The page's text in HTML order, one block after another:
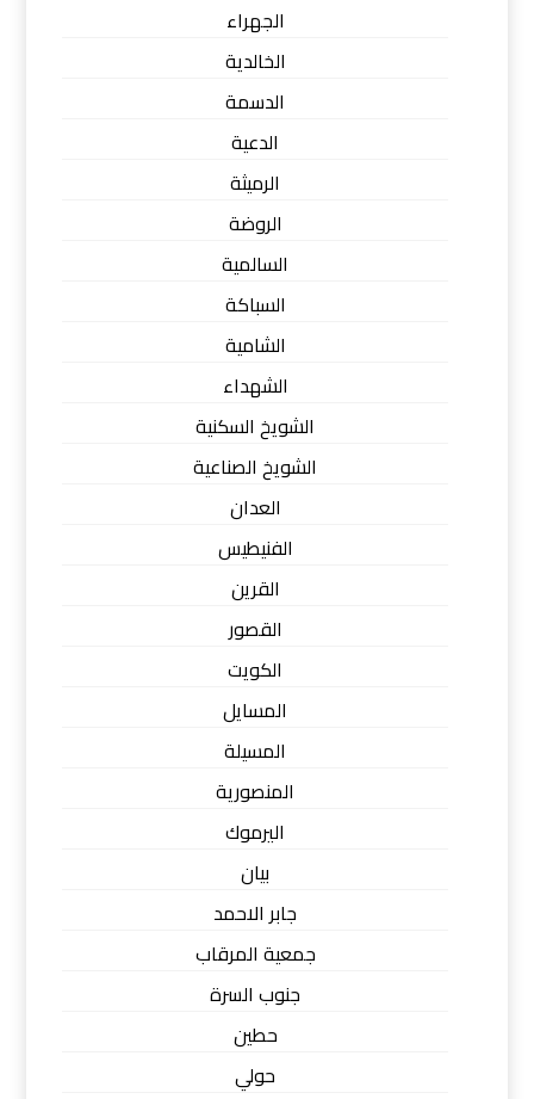
الجهراء
الخالدية
الدسمة
الدعية
الرميثة
الروضة
السالمية
السباكة
الشامية
الشهداء
الشويخ السكنية
الشويخ الصناعية
العدان
الفنيطيس
القرين
القصور
الكويت
المسايل
المسيلة
المنصورية
اليرموك
بيان
جابر الاحمد
جمعية المرقاب
جنوب السرة
حطين
حولي